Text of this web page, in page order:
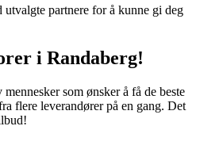
utvalgte partnere for å kunne gi deg
i Randaberg!
som ønsker å få de beste
flere leverandører på en gang. Det